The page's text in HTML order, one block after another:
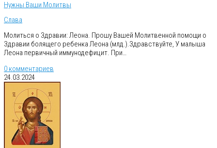
Нужны Ваши Молитвы
Слава
Молиться о Здравии: Леона. Прошу Вашей Молитвенной помощи о
Здравии болящего ребенка Леона (млд.).Здравствуйте, У малыша
Леона первичный иммунодефицит. При…
0 комментариев
24.03.2024